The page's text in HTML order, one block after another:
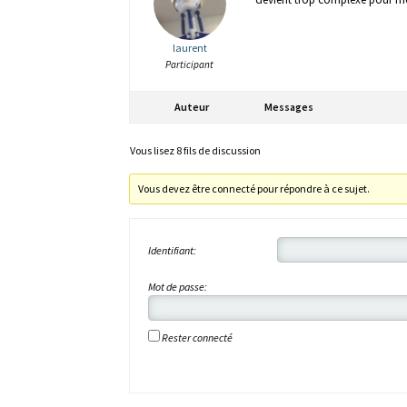
laurent
Participant
Auteur Messages
Vous lisez 8 fils de discussion
Vous devez être connecté pour répondre à ce sujet.
Identifiant:
Mot de passe:
Rester connecté